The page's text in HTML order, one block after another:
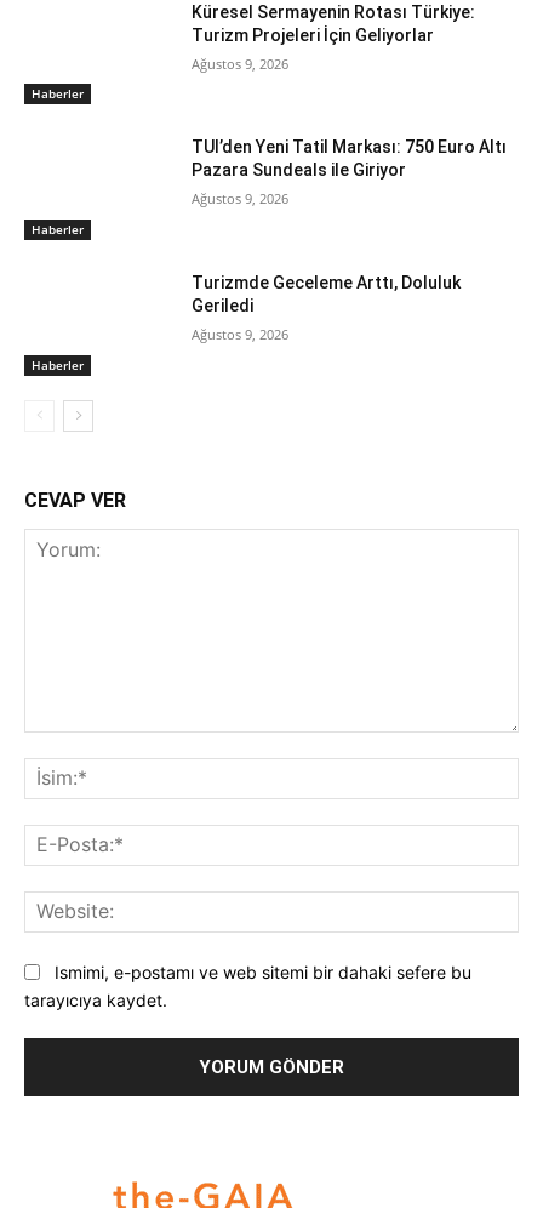
Haberler
Küresel Sermayenin Rotası Türkiye:
Turizm Projeleri İçin Geliyorlar
Ağustos 9, 2026
Haberler
TUI’den Yeni Tatil Markası: 750 Euro Altı
Pazara Sundeals ile Giriyor
Ağustos 9, 2026
Haberler
Turizmde Geceleme Arttı, Doluluk
Geriledi
Ağustos 9, 2026
CEVAP VER
Ismimi, e-postamı ve web sitemi bir dahaki sefere bu
tarayıcıya kaydet.